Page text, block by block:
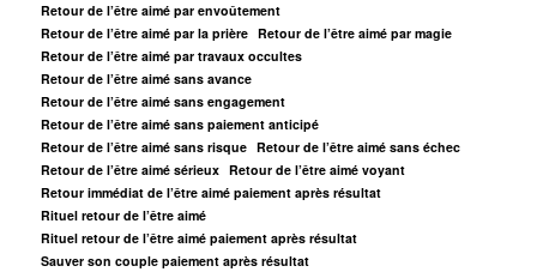
Retour de l’être aimé par envoûtement
Retour de l’être aimé par la prière Retour de l’être aimé par magie
Retour de l’être aimé par travaux occultes
Retour de l’être aimé sans avance
Retour de l’être aimé sans engagement
Retour de l’être aimé sans paiement anticipé
Retour de l’être aimé sans risque Retour de l’être aimé sans échec
Retour de l’être aimé sérieux Retour de l’être aimé voyant
Retour immédiat de l’être aimé paiement après résultat
Rituel retour de l’être aimé
Rituel retour de l’être aimé paiement après résultat
Sauver son couple paiement après résultat